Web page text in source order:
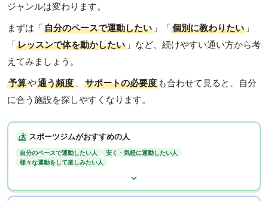
ジャンルは変わります。
まずは「自分のペースで運動したい 」「個別に教わりたい 」
「レッスンで体を動かしたい 」など、続けやすい通い方から考
えてみましょう。
予算や通う頻度 、 サポートの必要度 も合わせて見ると、自分
に合う施設を探しやすくなります。
スポーツジムがおすすめの人
自分のペースで運動したい人
安く・気軽に運動したい人
様々な運動をして楽しみたい人